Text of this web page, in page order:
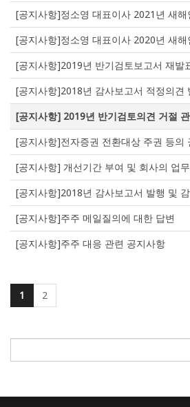
[공지사항]정소영 대표이사 2021년 새해
[공지사항]정소영 대표이사 2020년 새해
[공지사항]2019년 반기검토보고서 재발
[공지사항]2018년 감사보고서 적정의견
[공지사항] 2019년 반기검토의견 거절
[공지사항]전자증권 전환대상 주권 등의
[공지사항] 개선기간 부여 및 회사의 업
[공지사항]2018년 감사보고서 발행 및
[공지사항]주주 메일질의에 대한 답변
[공지사항]주주 대응 관련 공지사항
1 2